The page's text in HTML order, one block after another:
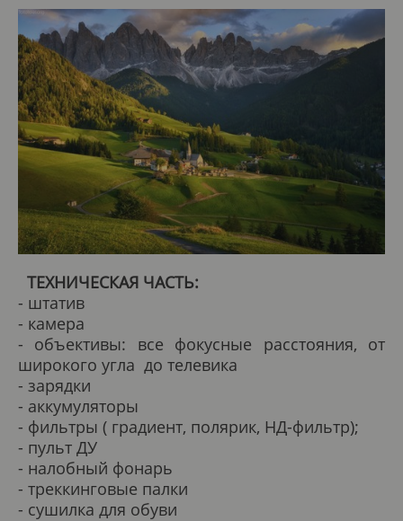
ТЕХНИЧЕСКАЯ ЧАСТЬ:
- штатив
- камера
- объективы: все фокусные расстояния, от
широкого угла до телевика
- зарядки
- аккумуляторы
- фильтры ( градиент, полярик, НД-фильтр);
- пульт ДУ
- налобный фонарь
- треккинговые палки
- сушилка для обуви